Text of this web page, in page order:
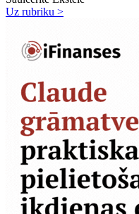
Uz rubriku >